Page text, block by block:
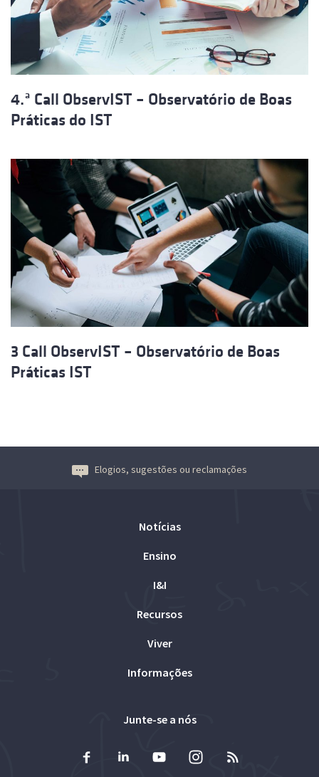
4.ª Call ObservIST – Observatório de Boas
Práticas do IST
3 Call ObservIST – Observatório de Boas
Práticas IST
Elogios, sugestões ou reclamações
Notícias
Ensino
I&I
Recursos
Viver
Informações
Junte-se a nós